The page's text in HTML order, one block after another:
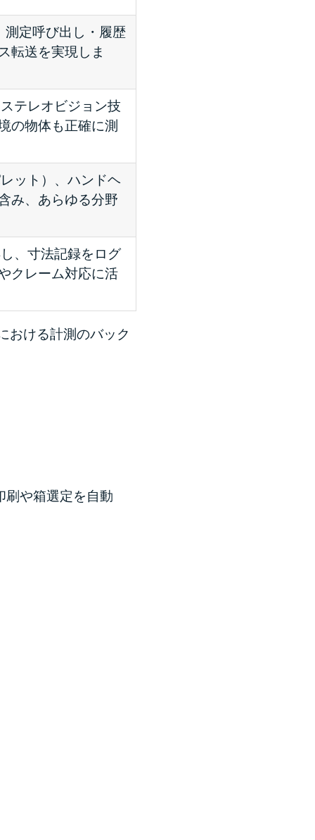
定呼び出し・履歴
転送を実現しま
テレオビジョン技
の物体も正確に測
ット）、ハンドヘ
み、あらゆる分野
、寸法記録をログ
クレーム対応に活
おける計測のバック
刷や箱選定を自動